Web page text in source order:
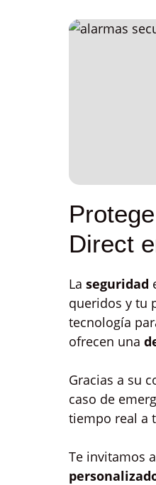
Direct
La seguridad
queridos y tu
tecnología
ofrecen una
Gracias a su
caso de
tiempo real a
Te invitamos